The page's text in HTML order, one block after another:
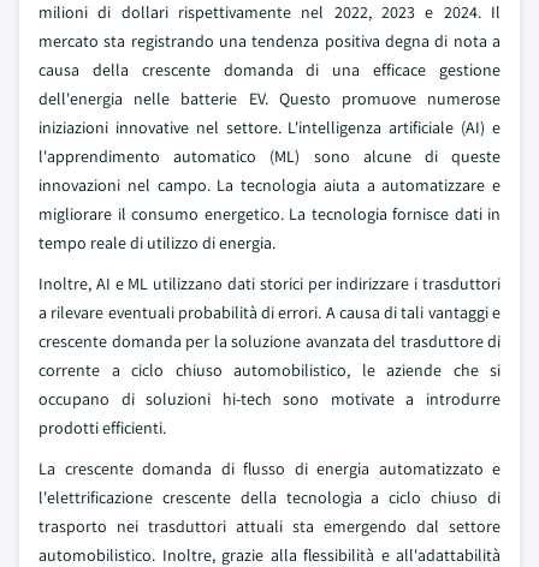
milioni di dollari rispettivamente nel 2022, 2023 e 2024. Il
mercato sta registrando una tendenza positiva degna di nota a
causa della crescente domanda di una efficace gestione
dell'energia nelle batterie EV. Questo promuove numerose
iniziazioni innovative nel settore. L'intelligenza artificiale (AI) e
l'apprendimento automatico (ML) sono alcune di queste
innovazioni nel campo. La tecnologia aiuta a automatizzare e
migliorare il consumo energetico. La tecnologia fornisce dati in
tempo reale di utilizzo di energia.
Inoltre, AI e ML utilizzano dati storici per indirizzare i trasduttori
a rilevare eventuali probabilità di errori. A causa di tali vantaggi e
crescente domanda per la soluzione avanzata del trasduttore di
corrente a ciclo chiuso automobilistico, le aziende che si
occupano di soluzioni hi-tech sono motivate a introdurre
prodotti efficienti.
La crescente domanda di flusso di energia automatizzato e
l'elettrificazione crescente della tecnologia a ciclo chiuso di
trasporto nei trasduttori attuali sta emergendo dal settore
automobilistico. Inoltre, grazie alla flessibilità e all'adattabilità